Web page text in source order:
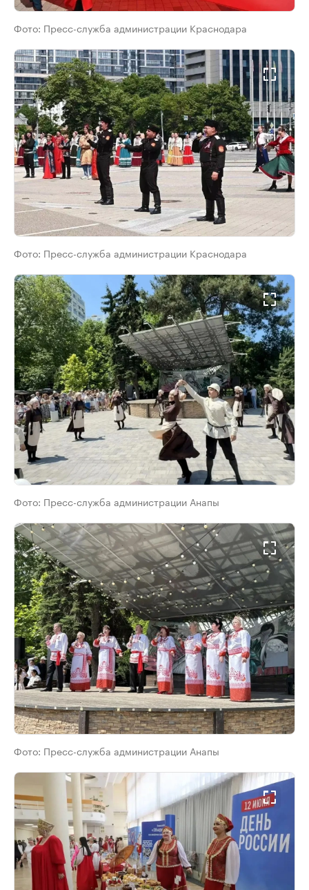
Фото: Пресс-служба администрации Краснодара
Фото: Пресс-служба администрации Краснодара
Фото: Пресс-служба администрации Анапы
Фото: Пресс-служба администрации Анапы